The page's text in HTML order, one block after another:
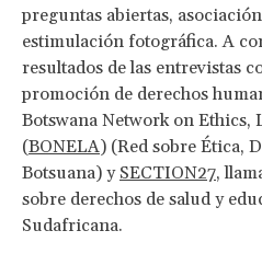
preguntas abiertas,
estimulación fotográfica. A
resultados de las entrevistas
promoción de derechos
Botswana Network on Ethics,
(BONELA) (Red sobre Ética,
Botsuana) ySECTION27,
sobre derechos de salud y
Sudafricana.